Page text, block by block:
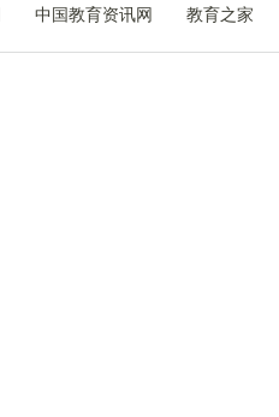
中国教育资讯网 教育之家